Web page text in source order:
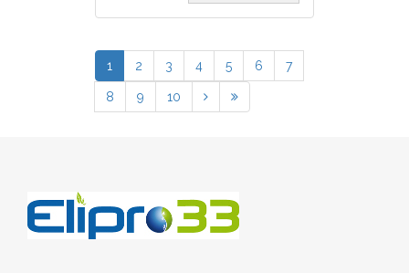
1 2 3 4 5 6 7
8 9 10